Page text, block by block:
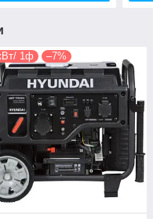
1ф –7%